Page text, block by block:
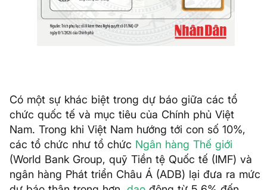
Có một sự khác biệt trong dự báo giữa các tổ
chức quốc tế và mục tiêu của Chính phủ Việt
Nam. Trong khi Việt Nam hướng tới con số 10%,
các tổ chức như tổ chức Ngân hàng Thế giới
(World Bank Group, quỹ Tiền tệ Quốc tế (IMF) và
ngân hàng Phát triển Châu Á (ADB) lại đưa ra mức